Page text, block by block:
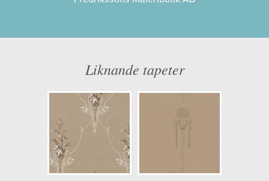
Information
Längd x Bredd: 10,05 x 0,53
Artikelnummer: 4843-4
NCS Bottenkulör: S3010-Y40R
Färg: Brun, Guld
Mönster: Medaljong
Struktur: Slät, Blank
Liknande tapeter